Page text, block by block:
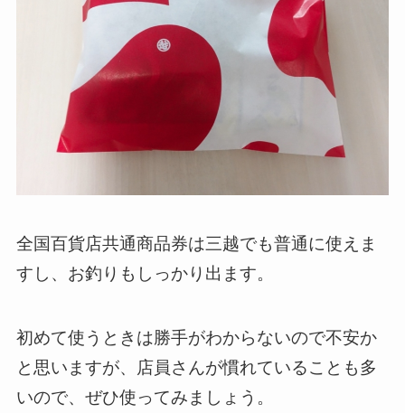
全国百貨店共通商品券は三越でも普通に使えま
すし、お釣りもしっかり出ます。
初めて使うときは勝手がわからないので不安か
と思いますが、店員さんが慣れていることも多
いので、ぜひ使ってみましょう。